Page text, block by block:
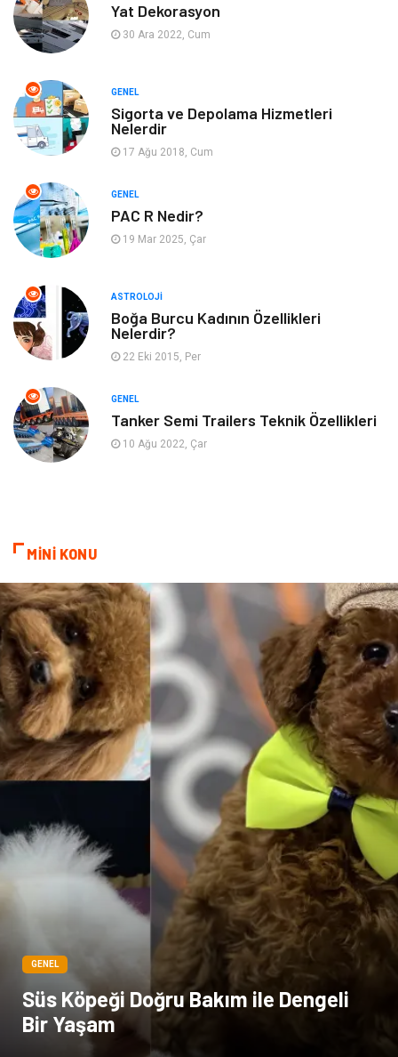
Gıda Organizasyon
Spor
Tatil Hobi
Genel Kültür
Müzik
Mobilya
Finans
Aksesuar
Astroloji
Yat Dekorasyon
30 Ara 2022, Cum
GENEL
Sigorta ve Depolama Hizmetleri
Nelerdir
17 Ağu 2018, Cum
GENEL
PAC R Nedir?
19 Mar 2025, Çar
ASTROLOJI
Boğa Burcu Kadının Özellikleri
Nelerdir?
22 Eki 2015, Per
GENEL
Tanker Semi Trailers Teknik Özellikleri
10 Ağu 2022, Çar
MİNİ KONU
GENEL
Süs Köpeği Doğru Bakım ile Dengeli
Bir Yaşam